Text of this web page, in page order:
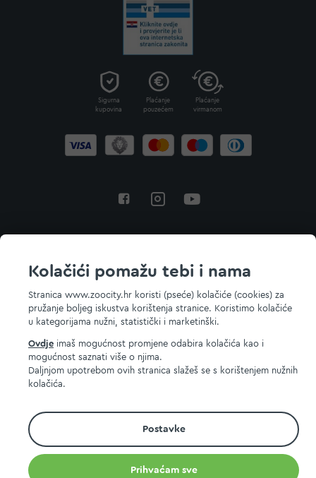
Kolačići pomažu tebi i nama
Stranica www.zoocity.hr koristi (pseće) kolačiće (cookies) za
pružanje boljeg iskustva korištenja stranice. Koristimo kolačiće
u kategorijama nužni, statistički i marketinški.
Ovdje imaš mogućnost promjene odabira kolačića kao i
mogućnost saznati više o njima.
Daljnjom upotrebom ovih stranica slažeš se s korištenjem nužnih
kolačića.
Postavke
Prihvaćam sve
Sigurna
kupovina
Plaćanje
pouzećem
Plaćanje
virmanom
© 2026 ZOOCITY. Sva prava zadržana.